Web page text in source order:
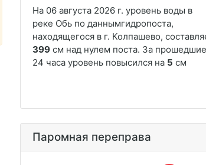
Паромная переправа